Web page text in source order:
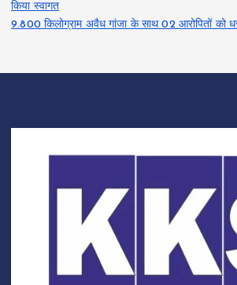
किया स्वागत
9.800 किलोग्राम अवैध गांजा के साथ 02 आरोपितों को